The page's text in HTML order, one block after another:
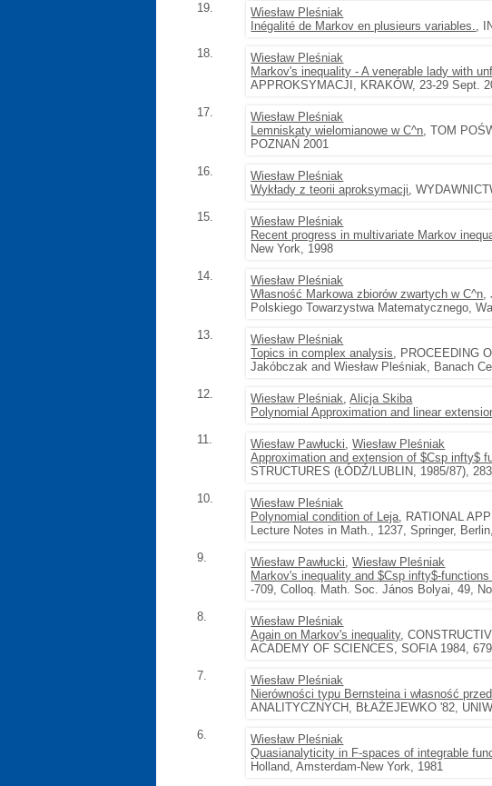
19.
Wiesław Pleśniak
Inégalité de Markov en plusieurs variables.,
18.
Wiesław Pleśniak
Markov's inequality - A venerable lady with
APPROKSYMACJI, KRAKÓW, 23-29 Sept.
17.
Wiesław Pleśniak
Lemniskaty wielomianowe w C^n, TOM
POZNAŃ 2001
16.
Wiesław Pleśniak
Wykłady z teorii aproksymacji,
15.
Wiesław Pleśniak
Recent progress in multivariate Markov
New York, 1998
14.
Wiesław Pleśniak
Własność Markowa zbiorów zwartych w C^n,
Polskiego Towarzystwa Matematycznego,
13.
Wiesław Pleśniak
Topics in complex analysis, PROCEEDING
Jakóbczak and Wiesław Pleśniak, Banach
12.
Wiesław Pleśniak,Alicja Skiba
Polynomial Approximation and linear
11.
Wiesław Pawłucki,Wiesław Pleśniak
Approximation and extension of $Csp infty$
STRUCTURES (ŁÓDŹ/LUBLIN, 1985/87),
10.
Wiesław Pleśniak
Polynomial condition of Leja, RATIONAL
Lecture Notes in Math., 1237, Springer,
9.
Wiesław Pawłucki,Wiesław Pleśniak
Markov's inequality and $Csp infty$-
-709, Colloq. Math. Soc. János Bolyai, 49,
8.
Wiesław Pleśniak
Again on Markov's inequality,
ACADEMY OF SCIENCES, SOFIA 1984,
7.
Wiesław Pleśniak
Nierówności typu Bernsteina i własność
ANALITYCZNYCH, BŁAŻEJEWKO '82,
6.
Wiesław Pleśniak
Quasianalyticity in F-spaces of integrable
Holland, Amsterdam-New York, 1981